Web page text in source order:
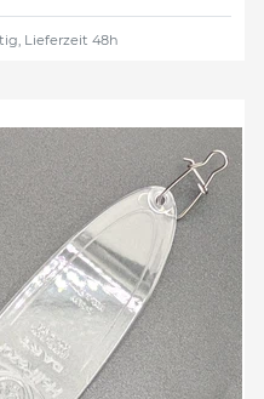
Lieferzeit 48h